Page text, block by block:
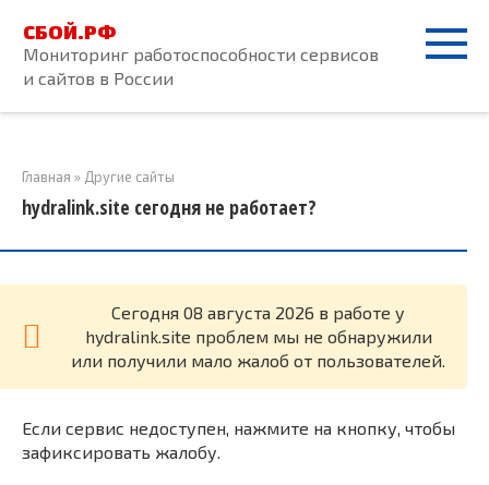
контенту
СБОЙ.РФ
Мониторинг работоспособности сервисов
и сайтов в России
Главная » Другие сайты
hydralink.site сегодня не работает?
Cегодня 08 августа 2026 в работе у
hydralink.site проблем мы не обнаружили
или получили мало жалоб от пользователей.
Если сервис недоступен, нажмите на кнопку, чтобы
зафиксировать жалобу.